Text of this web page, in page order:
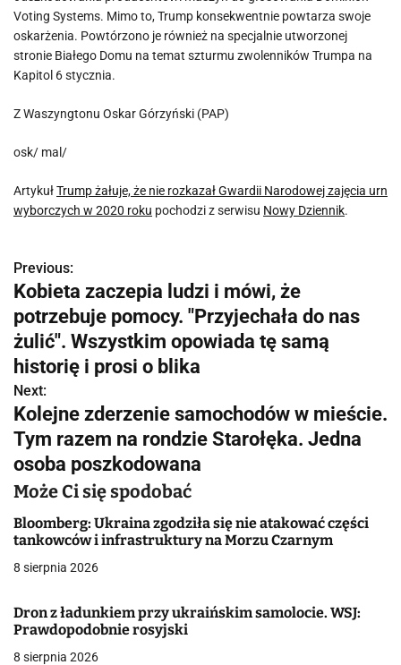
Voting Systems. Mimo to, Trump konsekwentnie powtarza swoje
oskarżenia. Powtórzono je również na specjalnie utworzonej
stronie Białego Domu na temat szturmu zwolenników Trumpa na
Kapitol 6 stycznia.
Z Waszyngtonu Oskar Górzyński (PAP)
osk/ mal/
ArtykułTrump żałuje, że nie rozkazał Gwardii Narodowej zajęcia urn
wyborczych w 2020 roku pochodzi z serwisu Nowy Dziennik.
N
a
w
i
g
a
c
j
a
w
p
i
Previous:
Kobieta zaczepia ludzi i mówi, że
potrzebuje pomocy. "Przyjechała do nas
żulić". Wszystkim opowiada tę samą
historię i prosi o blika
Next:
Kolejne zderzenie samochodów w mieście.
Tym razem na rondzie Starołęka. Jedna
osoba poszkodowana
Może Ci się spodobać
Bloomberg: Ukraina zgodziła się nie atakować części
tankowców i infrastruktury na Morzu Czarnym
8 sierpnia 2026
Dron z ładunkiem przy ukraińskim samolocie. WSJ:
Prawdopodobnie rosyjski
8 sierpnia 2026